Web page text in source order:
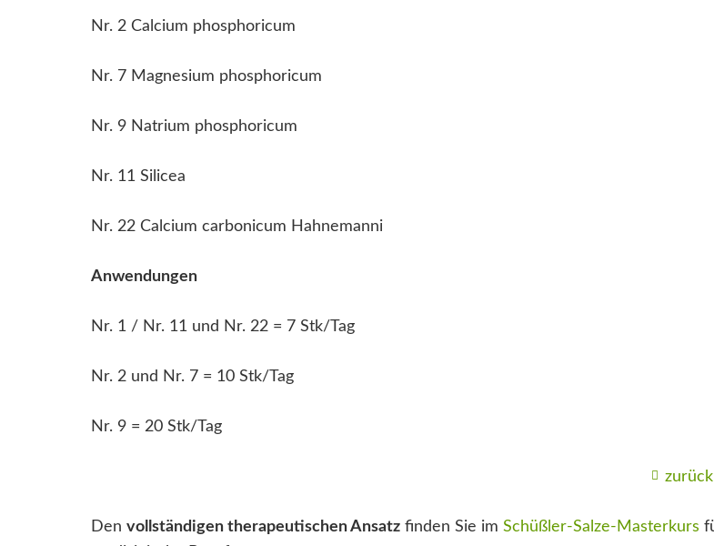
Nr. 2 Calcium phosphoricum
Nr. 7 Magnesium phosphoricum
Nr. 9 Natrium phosphoricum
Nr. 11 Silicea
Nr. 22 Calcium carbonicum Hahnemanni
Anwendungen
Nr. 1 / Nr. 11 und Nr. 22 = 7 Stk/Tag
Nr. 2 und Nr. 7 = 10 Stk/Tag
Nr. 9 = 20 Stk/Tag
Den vollständigen therapeutischen Ansatzfinden Sie im Schüßler-Salze-Masterkurs